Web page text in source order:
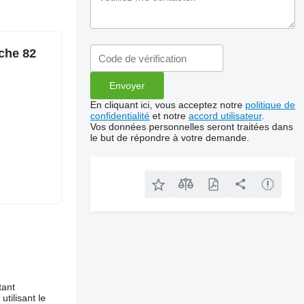
82
le
En cliquant ici, vous acceptez notre politique de
confidentialité et notreaccord utilisateur.
Vos données personnelles seront traitées dans
le but de répondre à votre demande.